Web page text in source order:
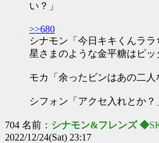
い？」
>>680
シナモン「今日キキくんラ
星さまのような金平糖はピッ
モカ「余ったビンはあの二人
シフォン「アクセ入れとか？
704 名前： シナモン&フレンズ ◆
2022/12/24(Sat) 23:17